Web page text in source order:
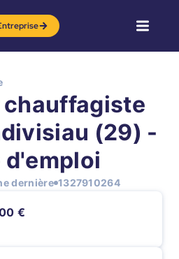
chauffagiste
(29) -
d'emploi
dernière 1327910264
€